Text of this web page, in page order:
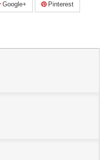
Google+ Pinterest